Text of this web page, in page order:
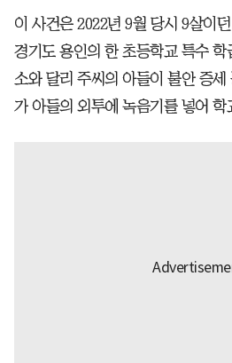
이 사건은 2022년 9월 당시 9살이
경기도 용인의 한 초등학교 특수
소와 달리 주씨의 아들이 불안 증
가 아들의 외투에 녹음기를 넣어 학